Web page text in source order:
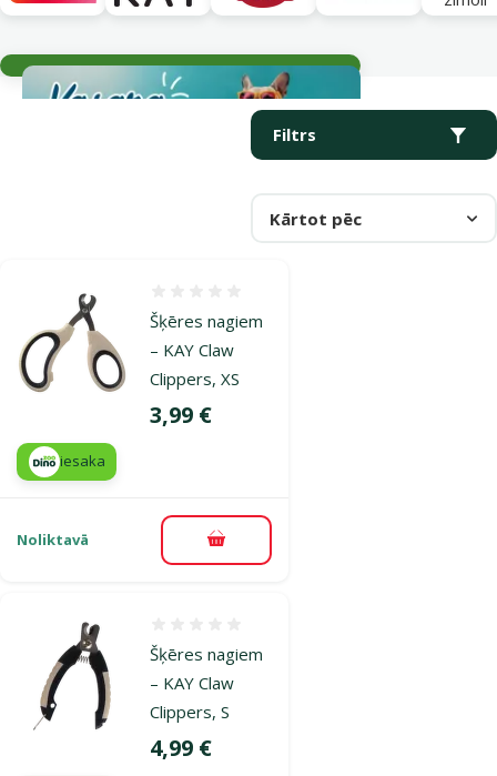
Filtrs
Kārtot pēc
Produkti kategorijā Līdzekļi acu, ausu, nagu un zobu kopšanai
Šķēres nagiem
– KAY Claw
Clippers, XS
Cena
3,99 €
iesaka
Noliktavā Pievienot grozam
Šķēres nagiem
– KAY Claw
Clippers, S
Cena
4,99 €